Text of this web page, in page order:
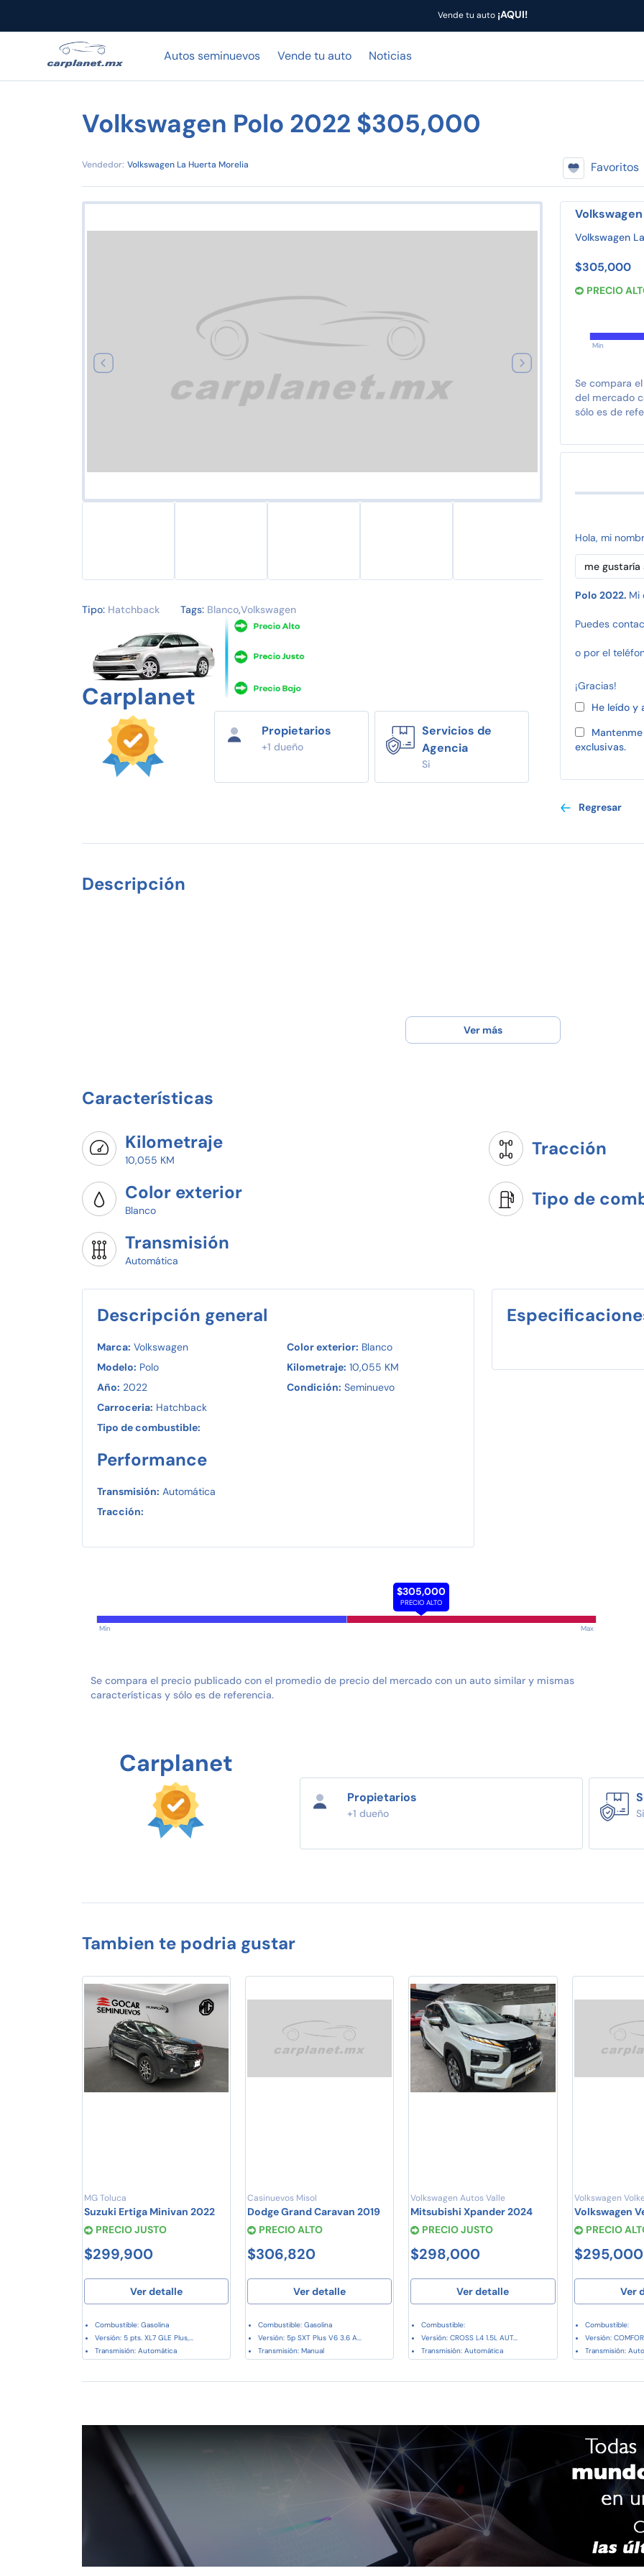
Vende tu auto¡AQUI!
Autos seminuevos Vende tu auto Noticias
Volkswagen Polo 2022 $305,000
Vendedor: Volkswagen La Huerta Morelia Favoritos
Tipo: Hatchback Tags: Blanco,Volkswagen
Carplanet
Propietarios
+1 dueño
Servicios de
Agencia
Si
Volkswagen
Volkswagen
$305,000
PRECIO
Min
Se compara
del mercado
sólo es de
Hola, mi
Polo 2022. Mi
Puedes
o por el
¡Gracias!
He leído
exclusivas.
Regresar
Descripción
Ver más
Características
Kilometraje
10,055 KM
Tracción
Color exterior
Blanco
Tipo de
Transmisión
Automática
Descripción general
Marca: Volkswagen
Modelo: Polo
Año: 2022
Carroceria: Hatchback
Tipo de combustible:
Color exterior: Blanco
Kilometraje: 10,055 KM
Condición: Seminuevo
Performance
Transmisión: Automática
Tracción:
$305,000
PRECIO ALTO
Min Max
Se compara el precio publicado con el promedio de precio del mercado con un auto similar y mismas
características y sólo es de referencia.
Carplanet
Propietarios
+1 dueño Si
Tambien te podria gustar
MG Toluca
Suzuki Ertiga Minivan 2022
PRECIO JUSTO
$299,900
Ver detalle
Combustible: Gasolina
Versión: 5 pts. XL7 GLE Plus,...
Transmisión: Automática
Casinuevos Misol
Dodge Grand Caravan 2019
PRECIO ALTO
$306,820
Ver detalle
Combustible: Gasolina
Versión: 5p SXT Plus V6 3.6 A...
Transmisión: Manual
Volkswagen Autos Valle
Mitsubishi Xpander 2024
PRECIO JUSTO
$298,000
Ver detalle
Combustible:
Versión: CROSS L4 1.5L AUT...
Transmisión: Automática
Volkswagen
Volkswagen
PRECIO
$295,000
Ver
Combustible:
Versión:
Transmisión: